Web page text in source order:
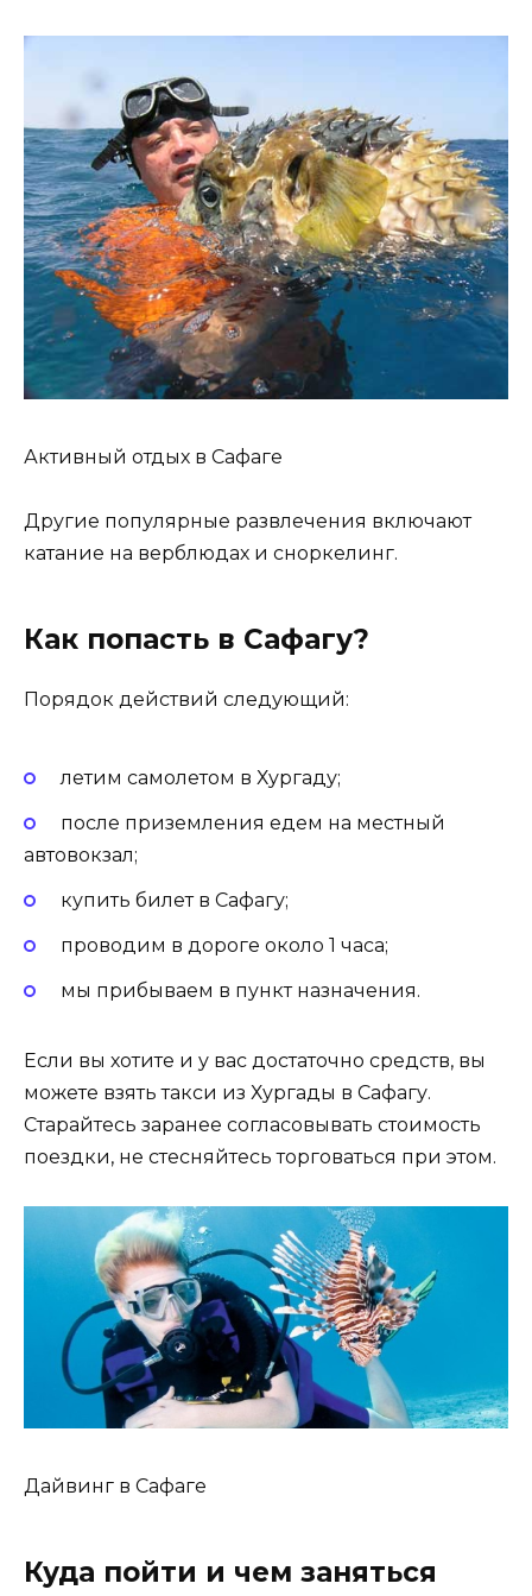
Активный отдых в Сафаге
Другие популярные развлечения включают
катание на верблюдах и сноркелинг.
Как попасть в Сафагу?
Порядок действий следующий:
летим самолетом в Хургаду;
после приземления едем на местный
автовокзал;
купить билет в Сафагу;
проводим в дороге около 1 часа;
мы прибываем в пункт назначения.
Если вы хотите и у вас достаточно средств, вы
можете взять такси из Хургады в Сафагу.
Старайтесь заранее согласовывать стоимость
поездки, не стесняйтесь торговаться при этом.
Дайвинг в Сафаге
Куда пойти и чем заняться